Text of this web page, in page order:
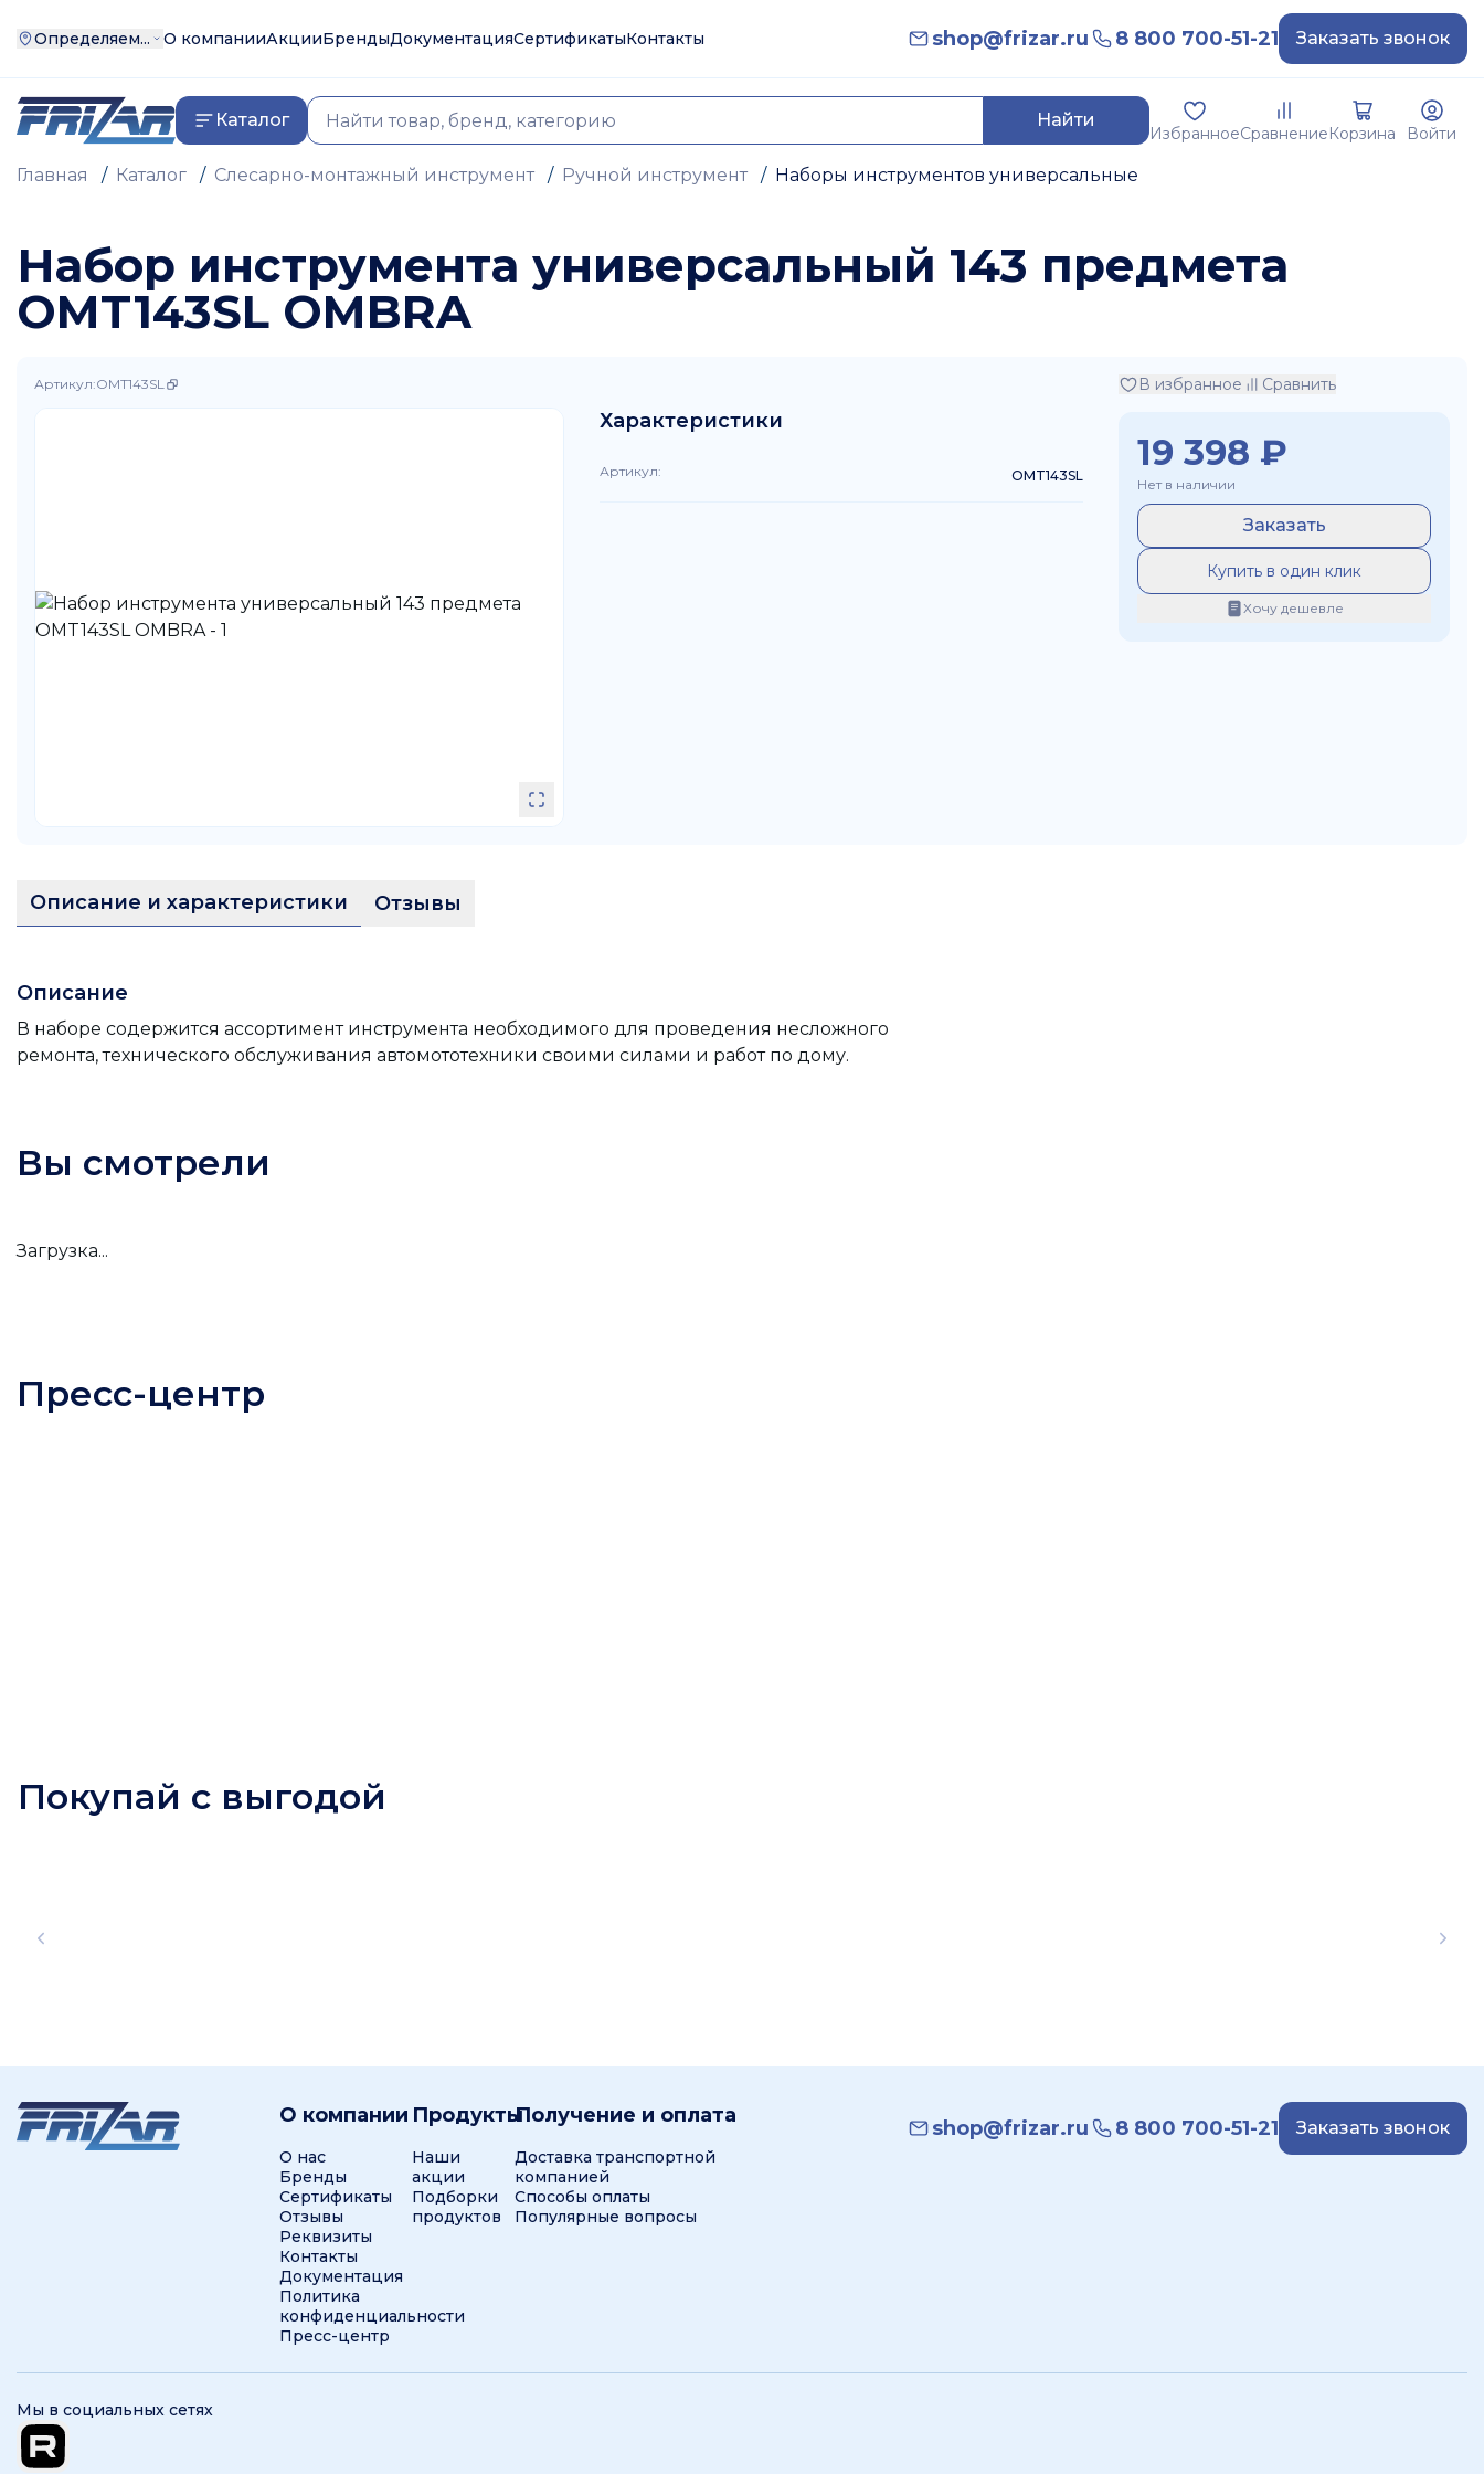
Определяем... О компанииАкцииБрендыДокументацияСертификатыКонтакты shop@frizar.ru 8 800 700-51-21 Заказать звонок
Каталог Найти
ИзбранноеСравнение Корзина Войти
Главная / Каталог / Слесарно-монтажный инструмент / Ручной инструмент / Наборы инструментов универсальные
Набор инструмента универсальный 143 предмета
OMT143SL OMBRA
Артикул:OMT143SL
Характеристики
Артикул: OMT143SL
В избранное Сравнить
19 398 ₽
Нет в наличии
Заказать
Купить в один клик
Хочу дешевле
Описание и характеристики Отзывы
Описание
В наборе содержится ассортимент инструмента необходимого для проведения несложного
ремонта, технического обслуживания автомототехники своими силами и работ по дому.
Вы смотрели
Загрузка...
Пресс-центр
Покупай с выгодой
О компании
О нас
Бренды
Сертификаты
Отзывы
Реквизиты
Контакты
Документация
Политика
конфиденциальности
Пресс-центр
Продукты
Наши
акции
Подборки
продуктов
Получение и оплата
Доставка транспортной
компанией
Способы оплаты
Популярные вопросы
shop@frizar.ru 8 800 700-51-21 Заказать звонок
Мы в социальных сетях